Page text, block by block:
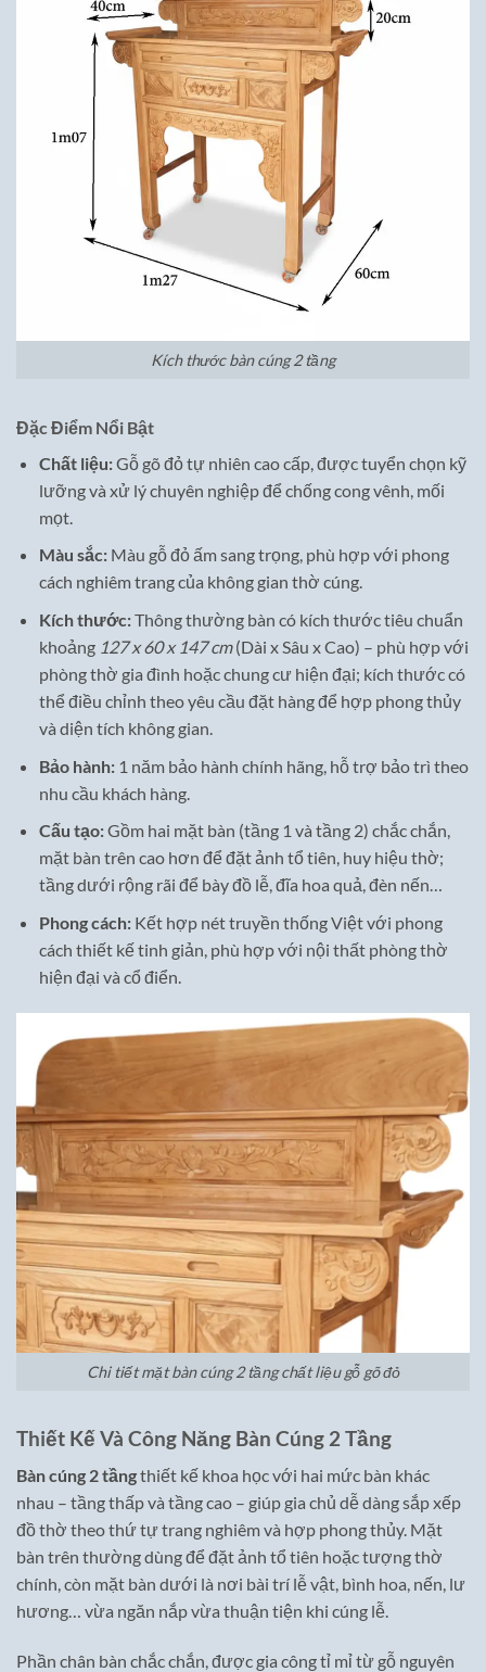
Kích thước bàn cúng 2 tầng
Đặc Điểm Nổi Bật
Chất liệu:Gỗ gõ đỏ tự nhiên cao cấp, được tuyển chọn kỹ
lưỡng và xử lý chuyên nghiệp để chống cong vênh, mối
mọt.
Màu sắc:Màu gỗ đỏ ấm sang trọng, phù hợp với phong
cách nghiêm trang của không gian thờ cúng.
Kích thước:Thông thường bàn có kích thước tiêu chuẩn
khoảng 127 x 60 x 147 cm(Dài x Sâu x Cao) – phù hợp với
phòng thờ gia đình hoặc chung cư hiện đại; kích thước có
thể điều chỉnh theo yêu cầu đặt hàng để hợp phong thủy
và diện tích không gian.
Bảo hành:1 năm bảo hành chính hãng, hỗ trợ bảo trì theo
nhu cầu khách hàng.
Cấu tạo:Gồm hai mặt bàn (tầng 1 và tầng 2) chắc chắn,
mặt bàn trên cao hơn để đặt ảnh tổ tiên, huy hiệu thờ;
tầng dưới rộng rãi để bày đồ lễ, đĩa hoa quả, đèn nến…
Phong cách:Kết hợp nét truyền thống Việt với phong
cách thiết kế tinh giản, phù hợp với nội thất phòng thờ
hiện đại và cổ điển.
Chi tiết mặt bàn cúng 2 tầng chất liệu gỗ gõ đỏ
Thiết Kế Và Công Năng Bàn Cúng 2 Tầng
Bàn cúng 2 tầngthiết kế khoa học với hai mức bàn khác
nhau – tầng thấp và tầng cao – giúp gia chủ dễ dàng sắp xếp
đồ thờ theo thứ tự trang nghiêm và hợp phong thủy. Mặt
bàn trên thường dùng để đặt ảnh tổ tiên hoặc tượng thờ
chính, còn mặt bàn dưới là nơi bài trí lễ vật, bình hoa, nến, lư
hương… vừa ngăn nắp vừa thuận tiện khi cúng lễ.
Phần chân bàn chắc chắn, được gia công tỉ mỉ từ gỗ nguyên